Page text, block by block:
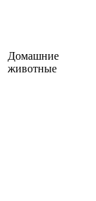
Домашние
животные